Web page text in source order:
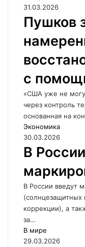
31.03.2026
Пушков
с
«США уже не
через контроль
основанная на
Экономика
30.03.2026
В
В России введут
(солнцезащитных
коррекции), а
за…
В мире
29.03.2026